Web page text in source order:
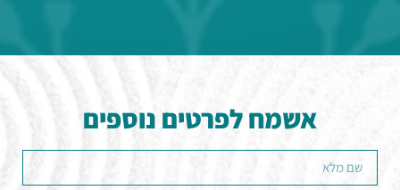
אשמח לפרטים נוספים